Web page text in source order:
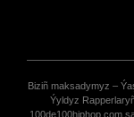
Biziñ maksadymyz –
Ýyldyz
100de100hiphop.com